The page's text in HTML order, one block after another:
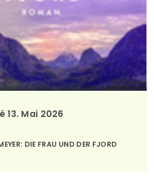
Bücherei Buchkirchen
13. Mai 2026
DIE FRAU UND DER FJORD